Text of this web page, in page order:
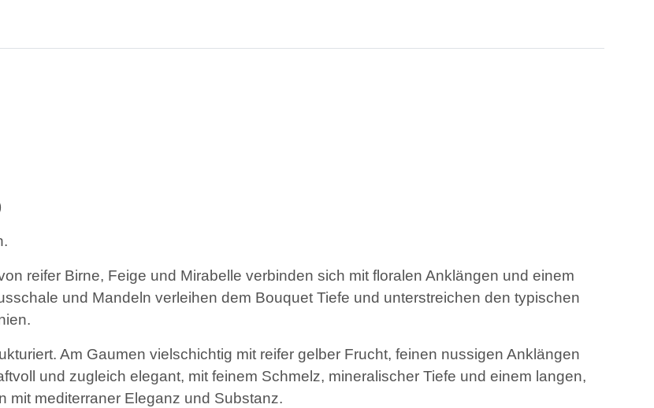
reifer Birne, Feige und Mirabelle verbinden sich mit floralen Anklängen und einem
und Mandeln verleihen dem Bouquet Tiefe und unterstreichen den typischen
Am Gaumen vielschichtig mit reifer gelber Frucht, feinen nussigen Anklängen
und zugleich elegant, mit feinem Schmelz, mineralischer Tiefe und einem langen,
mit mediterraner Eleganz und Substanz.